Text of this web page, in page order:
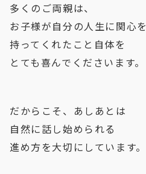
多くのご両親は、
お子様が自分の人生に関心を
持ってくれたこと自体を
とても喜んでくださいます。
だからこそ、あしあとは
自然に話し始められる
進め方を大切にしています。